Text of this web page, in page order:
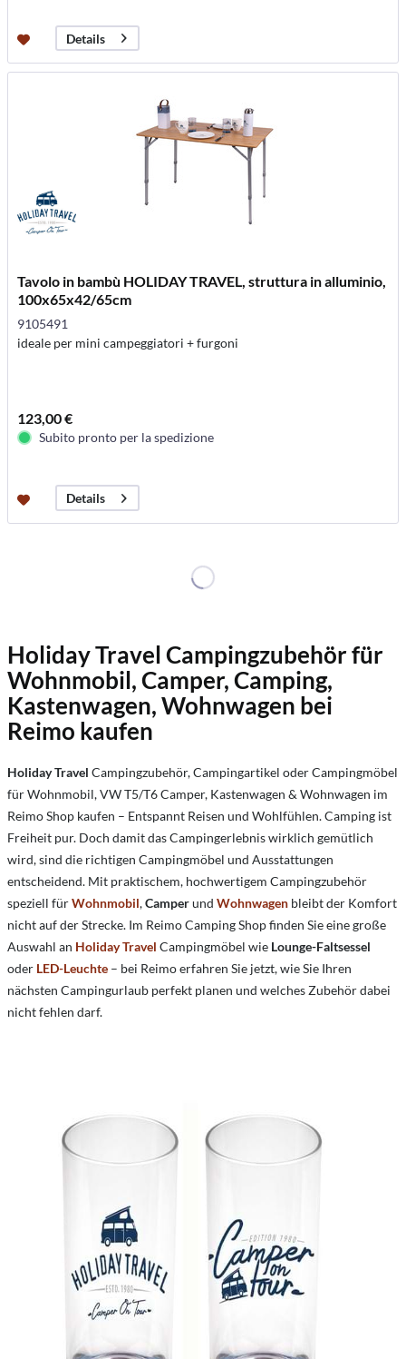
Details
Tavolo in bambù HOLIDAY TRAVEL, struttura in alluminio,
100x65x42/65cm
9105491
ideale per mini campeggiatori + furgoni
123,00 €
Subito pronto per la spedizione
Details
Holiday Travel Campingzubehör für
Wohnmobil, Camper, Camping,
Kastenwagen, Wohnwagen bei
Reimo kaufen
Holiday Travel Campingzubehör, Campingartikel oder Campingmöbel
für Wohnmobil, VW T5/T6 Camper, Kastenwagen & Wohnwagen im
Reimo Shop kaufen – Entspannt Reisen und Wohlfühlen. Camping ist
Freiheit pur. Doch damit das Campingerlebnis wirklich gemütlich
wird, sind die richtigen Campingmöbel und Ausstattungen
entscheidend. Mit praktischem, hochwertigem Campingzubehör
speziell fürWohnmobil,Camperund Wohnwagen bleibt der Komfort
nicht auf der Strecke. Im Reimo Camping Shop finden Sie eine große
Auswahl an Holiday Travel Campingmöbel wie Lounge-Faltsessel
oder LED-Leuchte – bei Reimo erfahren Sie jetzt, wie Sie Ihren
nächsten Campingurlaub perfekt planen und welches Zubehör dabei
nicht fehlen darf.